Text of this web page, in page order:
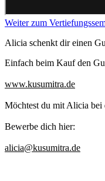
Weiter zum
Alicia schenkt dir einen
Einfach beim Kauf den
www.kusumitra.de
Möchtest du mit Alicia bei
Bewerbe dich hier:
alicia@kusumitra.de